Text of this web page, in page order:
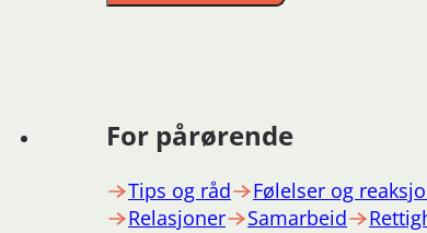
For pårørende
Tips og råd Følelser og
Relasjoner
Samarbeid